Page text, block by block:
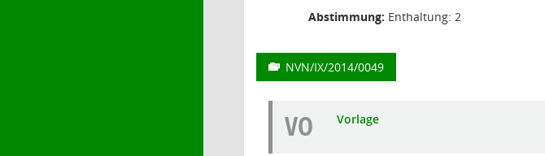
Abstimmung: Enthaltung: 2
NVN/IX/2014/0049
VO Vorlage